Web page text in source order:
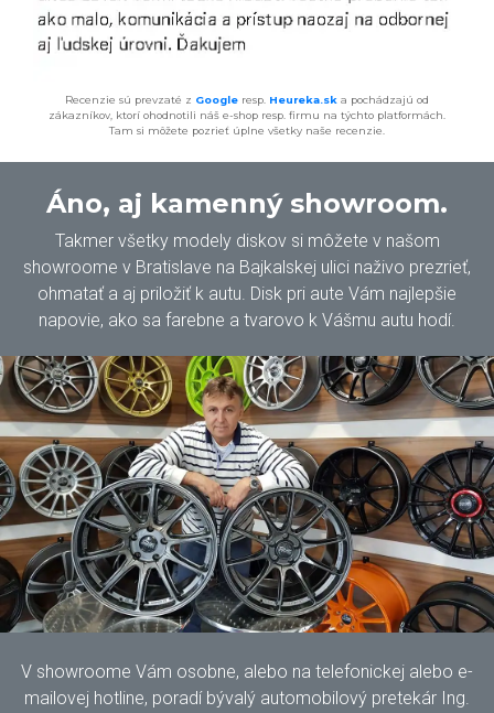
Recenzie sú prevzaté z Google resp. Heureka.sk a pochádzajú od
zákazníkov, ktorí ohodnotili náš e-shop resp. firmu na týchto platformách.
Tam si môžete pozrieť úplne všetky naše recenzie.
Áno, aj kamenný showroom.
Takmer všetky modely diskov si môžete v našom
showroome v Bratislave na Bajkalskej ulici naživo prezrieť,
ohmatať a aj priložiť k autu. Disk pri aute Vám najlepšie
napovie, ako sa farebne a tvarovo k Vášmu autu hodí.
V showroome Vám osobne, alebo na telefonickej alebo e-
mailovej hotline, poradí bývalý automobilový pretekár Ing.